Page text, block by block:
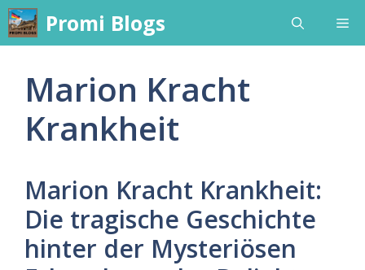
Skip
to
content
Promi Blogs
Marion Kracht
Krankheit
Marion Kracht Krankheit:
Die tragische Geschichte
hinter der Mysteriösen